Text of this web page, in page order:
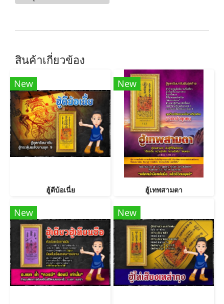
สินค้าเกี่ยวข้อง
New
ฮู้ตีบ้อเนี่ย
New
ฮู้เทพสามตา
New New